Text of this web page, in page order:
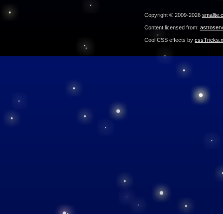
Copyright © 2009-2026
Content licensed from:
Cool CSS effects by